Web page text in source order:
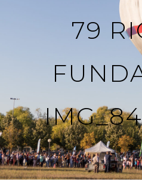
79